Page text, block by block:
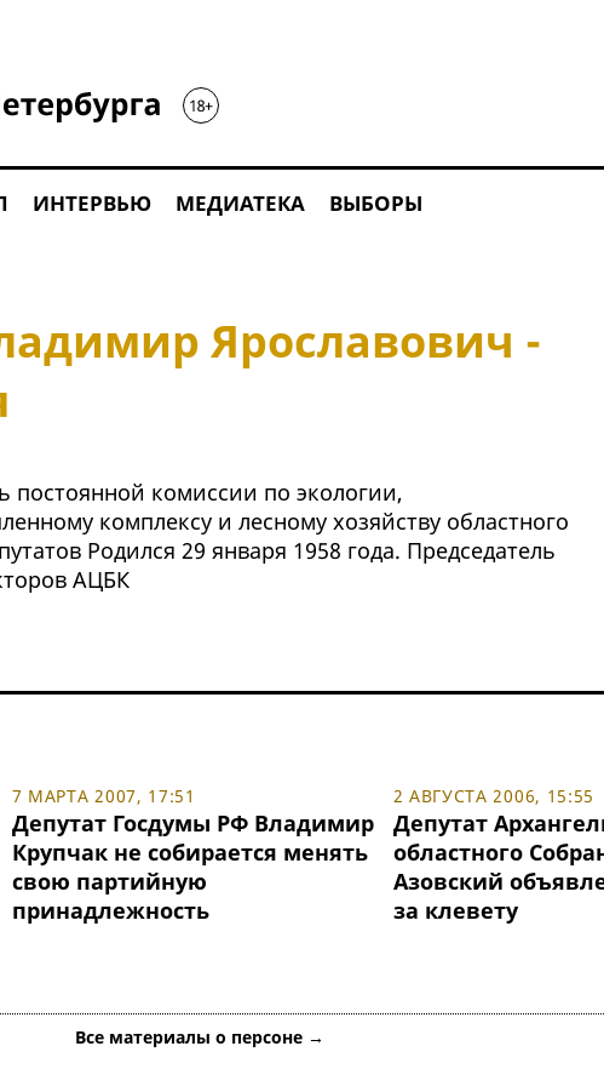
ИНТЕРВЬЮ МЕДИАТЕКА ВЫБОРЫ
Ярославович -
постоянной комиссии по экологии,
комплексу и лесному хозяйству областного
Родился 29 января 1958 года. Председатель
АЦБК
7 МАРТА 2007, 17:51
Депутат Госдумы РФ Владимир
Крупчак не собирается менять
свою партийную
принадлежность
2 АВГУСТА 2006, 15:55
Депутат
областного
Азовский
за клевету
Все материалы о персоне →